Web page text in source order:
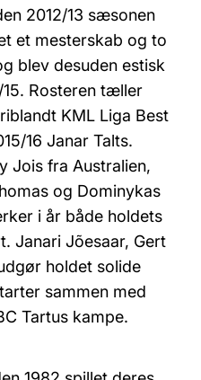
2012/13 sæsonen
et mesterskab og to
blev desuden estisk
Rosteren tæller
KML Liga Best
16 Janar Talts.
Jois fra Australien,
og Dominykas
i år både holdets
Janari Jõesaar, Gert
holdet solide
sammen med
Tartus kampe.